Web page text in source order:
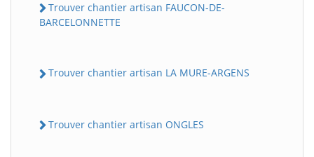
Trouver chantier artisan FAUCON-DE-
BARCELONNETTE
Trouver chantier artisan LA MURE-ARGENS
Trouver chantier artisan ONGLES